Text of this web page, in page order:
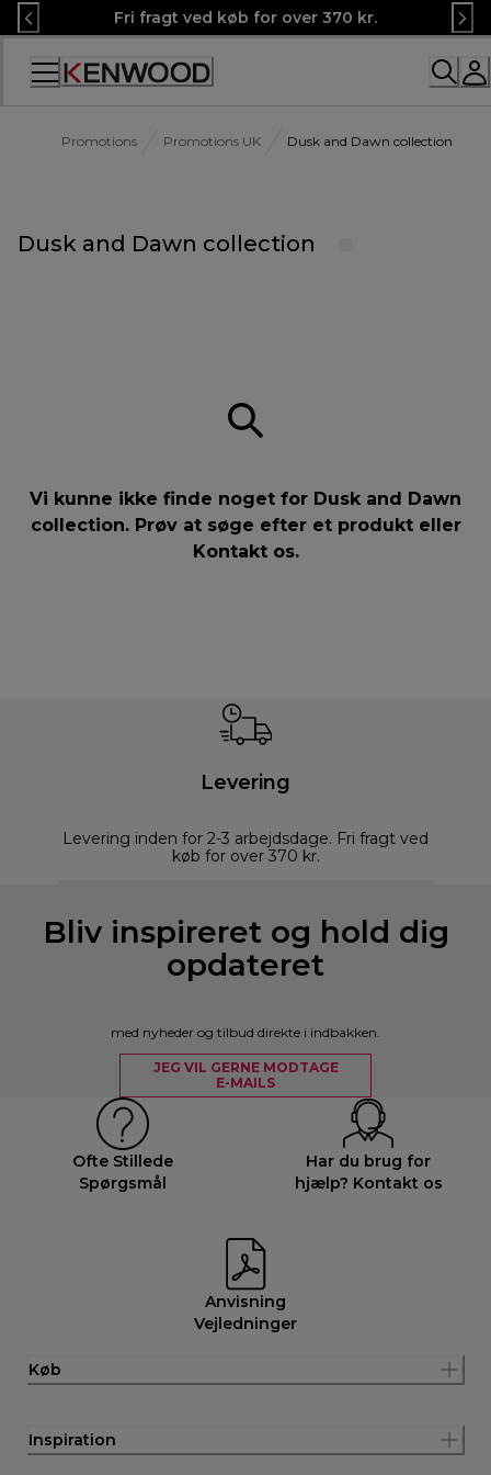
Skip
to
Content
Fri fragt ved køb for over 370 kr.
Promotions Promotions UK Dusk and Dawn collection
Dusk and Dawn collection
Vi kunne ikke finde noget for Dusk and Dawn
collection. Prøv at søge efter et produkt eller
Kontakt os.
Levering
Levering inden for 2-3 arbejdsdage. Fri fragt ved
køb for over 370 kr.
Bliv inspireret og hold dig
opdateret
med nyheder og tilbud direkte i indbakken.
JEG VIL GERNE MODTAGE
E-MAILS
Ofte Stillede
Spørgsmål
Har du brug for
hjælp? Kontakt os
Anvisning
Vejledninger
Køb
Inspiration